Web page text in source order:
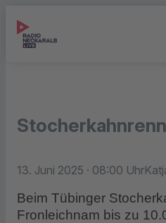
13. Juni 2025 · 08:00 Uhr
Beim Tübinger
Fronleichnam bis zu